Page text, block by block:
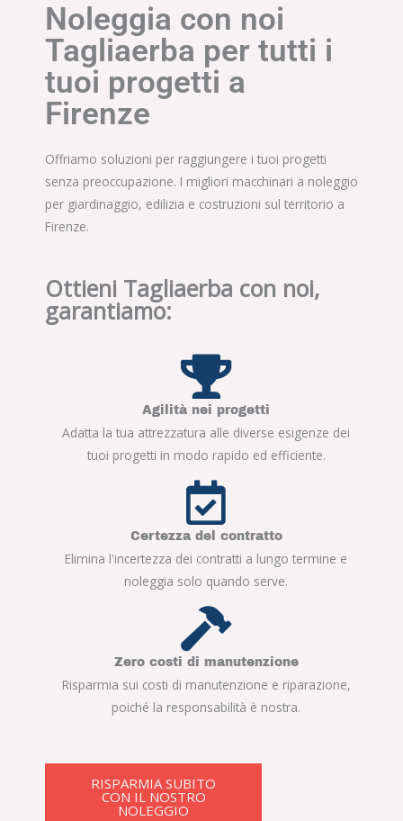
Noleggia con noi
Tagliaerba per tutti i
tuoi progetti a
Firenze
Offriamo soluzioni per raggiungere i tuoi progetti
senza preoccupazione. I migliori macchinari a noleggio
per giardinaggio, edilizia e costruzioni sul territorio a
Firenze.
Ottieni Tagliaerba con noi,
garantiamo:
Agilità nei progetti
Adatta la tua attrezzatura alle diverse esigenze dei
tuoi progetti in modo rapido ed efficiente.
Certezza del contratto
Elimina l'incertezza dei contratti a lungo termine e
noleggia solo quando serve.
Zero costi di manutenzione
Risparmia sui costi di manutenzione e riparazione,
poiché la responsabilità è nostra.
RISPARMIA SUBITO
CON IL NOSTRO
NOLEGGIO